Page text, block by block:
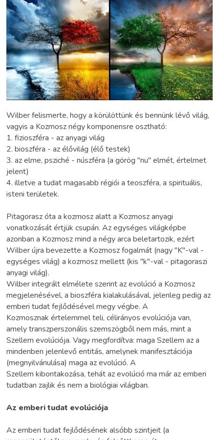
Wilber felismerte, hogy a körülöttünk és bennünk lévő világ,
vagyis a Kozmosz négy komponensre osztható:
1. fizioszféra - az anyagi világ
2. bioszféra - az élővilág (élő testek)
3. az elme, psziché - núszféra (a görög "nu" elmét, értelmet
jelent)
4. illetve a tudat magasabb régiói a teoszféra, a spirituális,
isteni területek.
Pitagorasz óta a kozmosz alatt a Kozmosz anyagi
vonatkozását értjük csupán. Az egységes világképbe
azonban a Kozmosz mind a négy arca beletartozik, ezért
Wilber újra bevezette a Kozmosz fogalmát (nagy "K"-val -
egységes világ) a kozmosz mellett (kis "k"-val - pitagoraszi
anyagi világ).
Wilber integrált elmélete szerint az evolúció a Kozmosz
megjelenésével, a bioszféra kialakulásával, jelenleg pedig az
emberi tudat fejlődésével megy végbe. A
Kozmosznak értelemmel teli, célirányos evolúciója van,
amely transzperszonális szemszögből nem más, mint a
Szellem evolúciója. Vagy megfordítva: maga Szellem az a
mindenben jelenlevő entitás, amelynek manifesztációja
(megnyilvánulása) maga az evolúció. A
Szellem kibontakozása, tehát az evolúció ma már az emberi
tudatban zajlik és nem a biológiai világban.
Az emberi tudat evolúciója
Az emberi tudat fejlődésének alsóbb szintjeit (a